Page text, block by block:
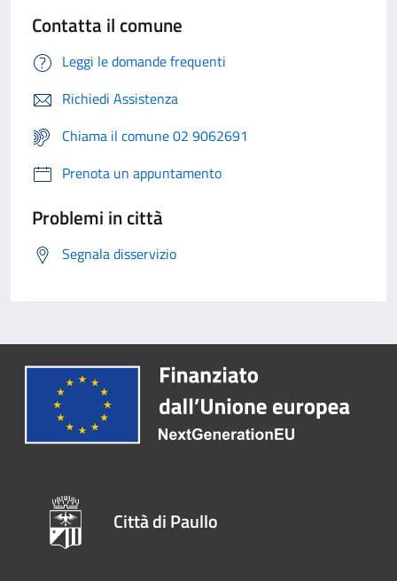
Contatta il comune
Leggi le domande frequenti
Richiedi Assistenza
Chiama il comune 02 9062691
Prenota un appuntamento
Problemi in città
Segnala disservizio
Città di Paullo